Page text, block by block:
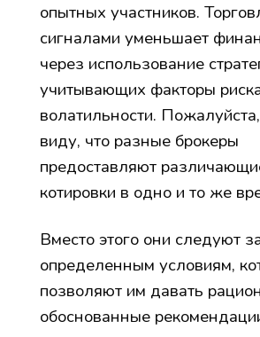
опытных участников.
сигналами уменьшает
через использование
учитывающих факторы
волатильности.
виду, что разные брокеры
предоставляют
котировки в одно и то же
Вместо этого они следуют
определенным условиям,
позволяют им давать
обоснованные